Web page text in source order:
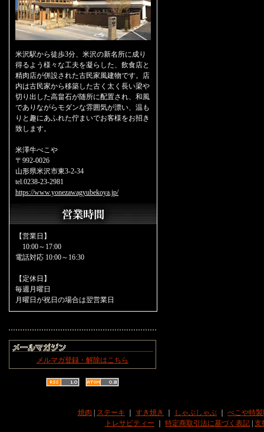
米沢駅から徒歩3分、米沢の新名所に成り
得るよう様々な工夫を凝らした、飲食店と
精肉店が併設された古民家風建物です。店
内は古民家から移築した古く太く長い梁や
切り出した高畠石が随所に配置され、和風
でありながらモダンな雰囲気が漂い、温も
りと趣にあふれた佇まいでお客様をお招き
致します。
米澤牛べこや
〒992-0026
山形県米沢市東3-2-34
tel.0238-23-2981
https://www.yonezawagyubekoya.jp/
【営業日】
10:00～17:00
電話対応 10:00～16:30
【定休日】
毎週月曜日
月曜日が祝日の場合は翌営業日
メルマガ登録・解除はこちら
焼肉 ステーキ すき焼き しゃぶしゃぶ
べこや特
トレサビティー
特定商取引法に基づく表記 支